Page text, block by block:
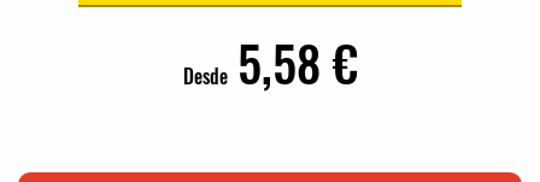
Desde 5,58 €